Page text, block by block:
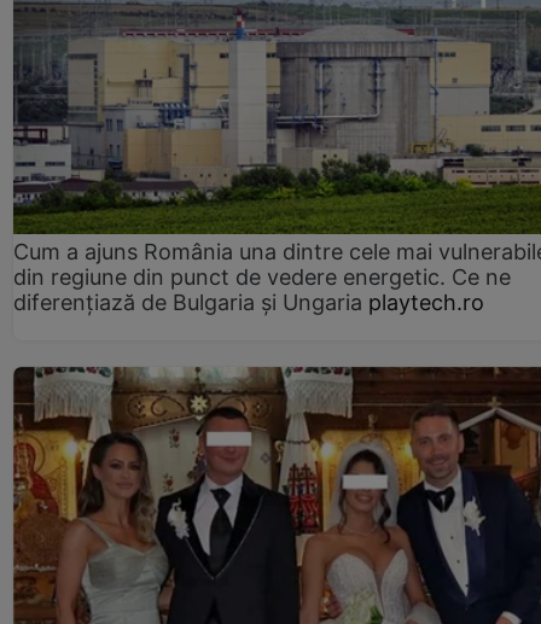
Cum a ajuns România una dintre cele mai
din regiune din punct de vedere energetic. Ce ne
diferențiază de Bulgaria și Ungaria playtech.ro